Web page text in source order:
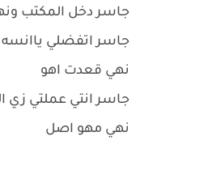
جاسر دخل المكتب
جاسر اتفضلي
نهي قعدت اهو
جاسر انتي عملتي زي
نهي مهو اصل